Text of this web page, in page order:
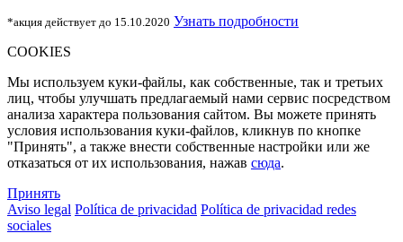
*акция действует до 15.10.2020 Узнать подробности
COOKIES
Мы используем куки-файлы, как собственные, так и третьих
лиц, чтобы улучшать предлагаемый нами сервис посредством
анализа характера пользования сайтом. Вы можете принять
условия использования куки-файлов, кликнув по кнопке
"Принять", а также внести собственные настройки или же
отказаться от их использования, нажав сюда.
Принять
Aviso legal Política de privacidad Política de privacidad redes
sociales